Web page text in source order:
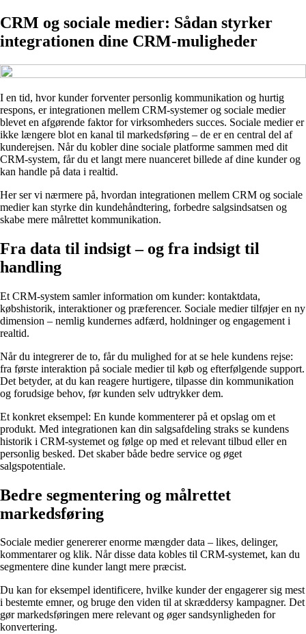
CRM og sociale medier: Sådan styrker
integrationen dine CRM-muligheder
I en tid, hvor kunder forventer personlig kommunikation og hurtig
respons, er integrationen mellem CRM-systemer og sociale medier
blevet en afgørende faktor for virksomheders succes. Sociale medier er
ikke længere blot en kanal til markedsføring – de er en central del af
kunderejsen. Når du kobler dine sociale platforme sammen med dit
CRM-system, får du et langt mere nuanceret billede af dine kunder og
kan handle på data i realtid.
Her ser vi nærmere på, hvordan integrationen mellem CRM og sociale
medier kan styrke din kundehåndtering, forbedre salgsindsatsen og
skabe mere målrettet kommunikation.
Fra data til indsigt – og fra indsigt til
handling
Et CRM-system samler information om kunder: kontaktdata,
købshistorik, interaktioner og præferencer. Sociale medier tilføjer en ny
dimension – nemlig kundernes adfærd, holdninger og engagement i
realtid.
Når du integrerer de to, får du mulighed for at se hele kundens rejse:
fra første interaktion på sociale medier til køb og efterfølgende support.
Det betyder, at du kan reagere hurtigere, tilpasse din kommunikation
og forudsige behov, før kunden selv udtrykker dem.
Et konkret eksempel: En kunde kommenterer på et opslag om et
produkt. Med integrationen kan din salgsafdeling straks se kundens
historik i CRM-systemet og følge op med et relevant tilbud eller en
personlig besked. Det skaber både bedre service og øget
salgspotentiale.
Bedre segmentering og målrettet
markedsføring
Sociale medier genererer enorme mængder data – likes, delinger,
kommentarer og klik. Når disse data kobles til CRM-systemet, kan du
segmentere dine kunder langt mere præcist.
Du kan for eksempel identificere, hvilke kunder der engagerer sig mest
i bestemte emner, og bruge den viden til at skræddersy kampagner. Det
gør markedsføringen mere relevant og øger sandsynligheden for
konvertering.